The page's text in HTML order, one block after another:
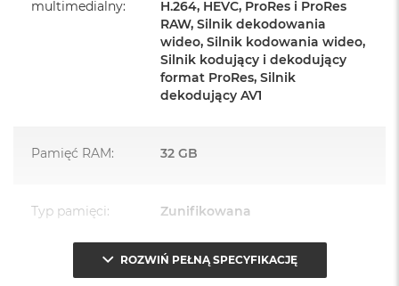
Przewód USB‑C do ładowania
ozdobą, gdziekolwiek się pojawi.
TURBODOPALANY CZIPEM M4
zrobisz więcej szybciej. Bawisz się czy pracujesz, edytujesz
multimedialny:
H.264, HEVC, ProRes i ProRes
RAW, Silnik dekodowania
wideo, Silnik kodowania wideo,
Silnik kodujący i dekodujący
format ProRes, Silnik
dekodujący AV1
Pamięć RAM: 32 GB
Typ pamięci: Zunifikowana
Przepustowość
120 GB/s
ROZWIŃ PEŁNĄ SPECYFIKACJĘ